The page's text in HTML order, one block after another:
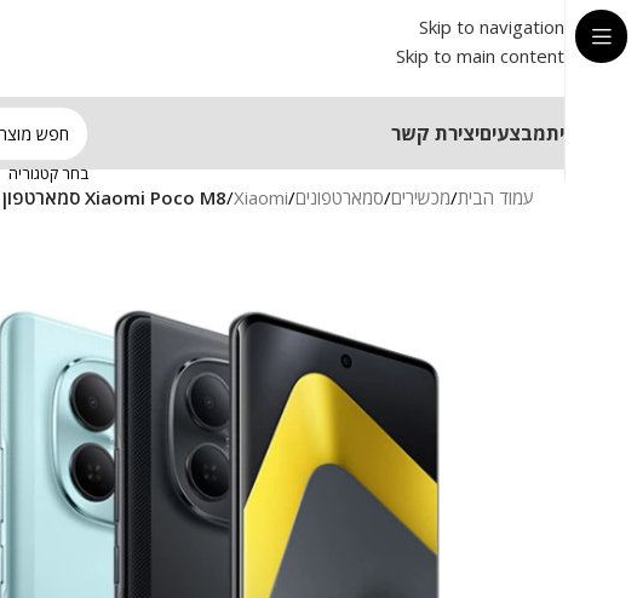
Skip to navigation
Skip to main content
ביתמבצעיםיצירת קשר
בחר קטגוריה
עמוד הבית/מכשירים/סמארטפונים/
Xiaomi
/Xiaomi Poco M8 סמארטפון יבואן רשמי